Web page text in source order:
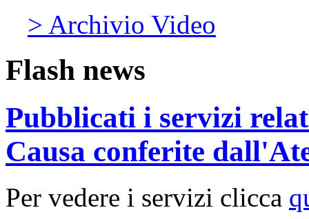
> Archivio Video
Flash news
Pubblicati i servizi
Causa conferite
Per vedere i servizi clicca